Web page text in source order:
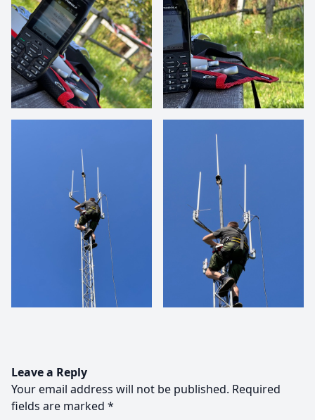
Leave a Reply
Your email address will not be published. Required
fields are marked *